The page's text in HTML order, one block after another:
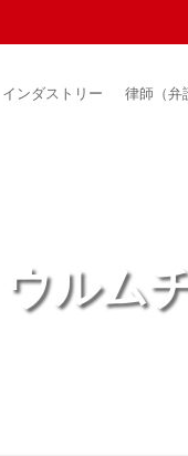
インダストリー 律師（弁
ウルム